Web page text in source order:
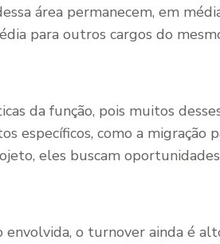
área permanecem, em
para outros cargos do
da função, pois muitos
específicos, como a migração
eles buscam
o turnover ainda é